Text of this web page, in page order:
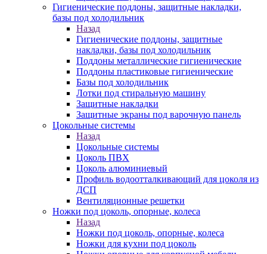
Гигиенические поддоны, защитные накладки,
базы под холодильник
Назад
Гигиенические поддоны, защитные
накладки, базы под холодильник
Поддоны металлические гигиенические
Поддоны пластиковые гигиенические
Базы под холодильник
Лотки под стиральную машину
Защитные накладки
Защитные экраны под варочную панель
Цокольные системы
Назад
Цокольные системы
Цоколь ПВХ
Цоколь алюминиевый
Профиль водоотталкивающий для цоколя из
ДСП
Вентиляционные решетки
Ножки под цоколь, опорные, колеса
Назад
Ножки под цоколь, опорные, колеса
Ножки для кухни под цоколь